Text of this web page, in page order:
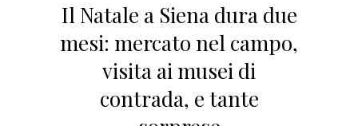
Il Natale a Siena dura due
mesi: mercato nel campo,
visita ai musei di
contrada, e tante